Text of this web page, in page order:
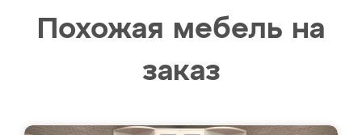
Похожая мебель на
заказ